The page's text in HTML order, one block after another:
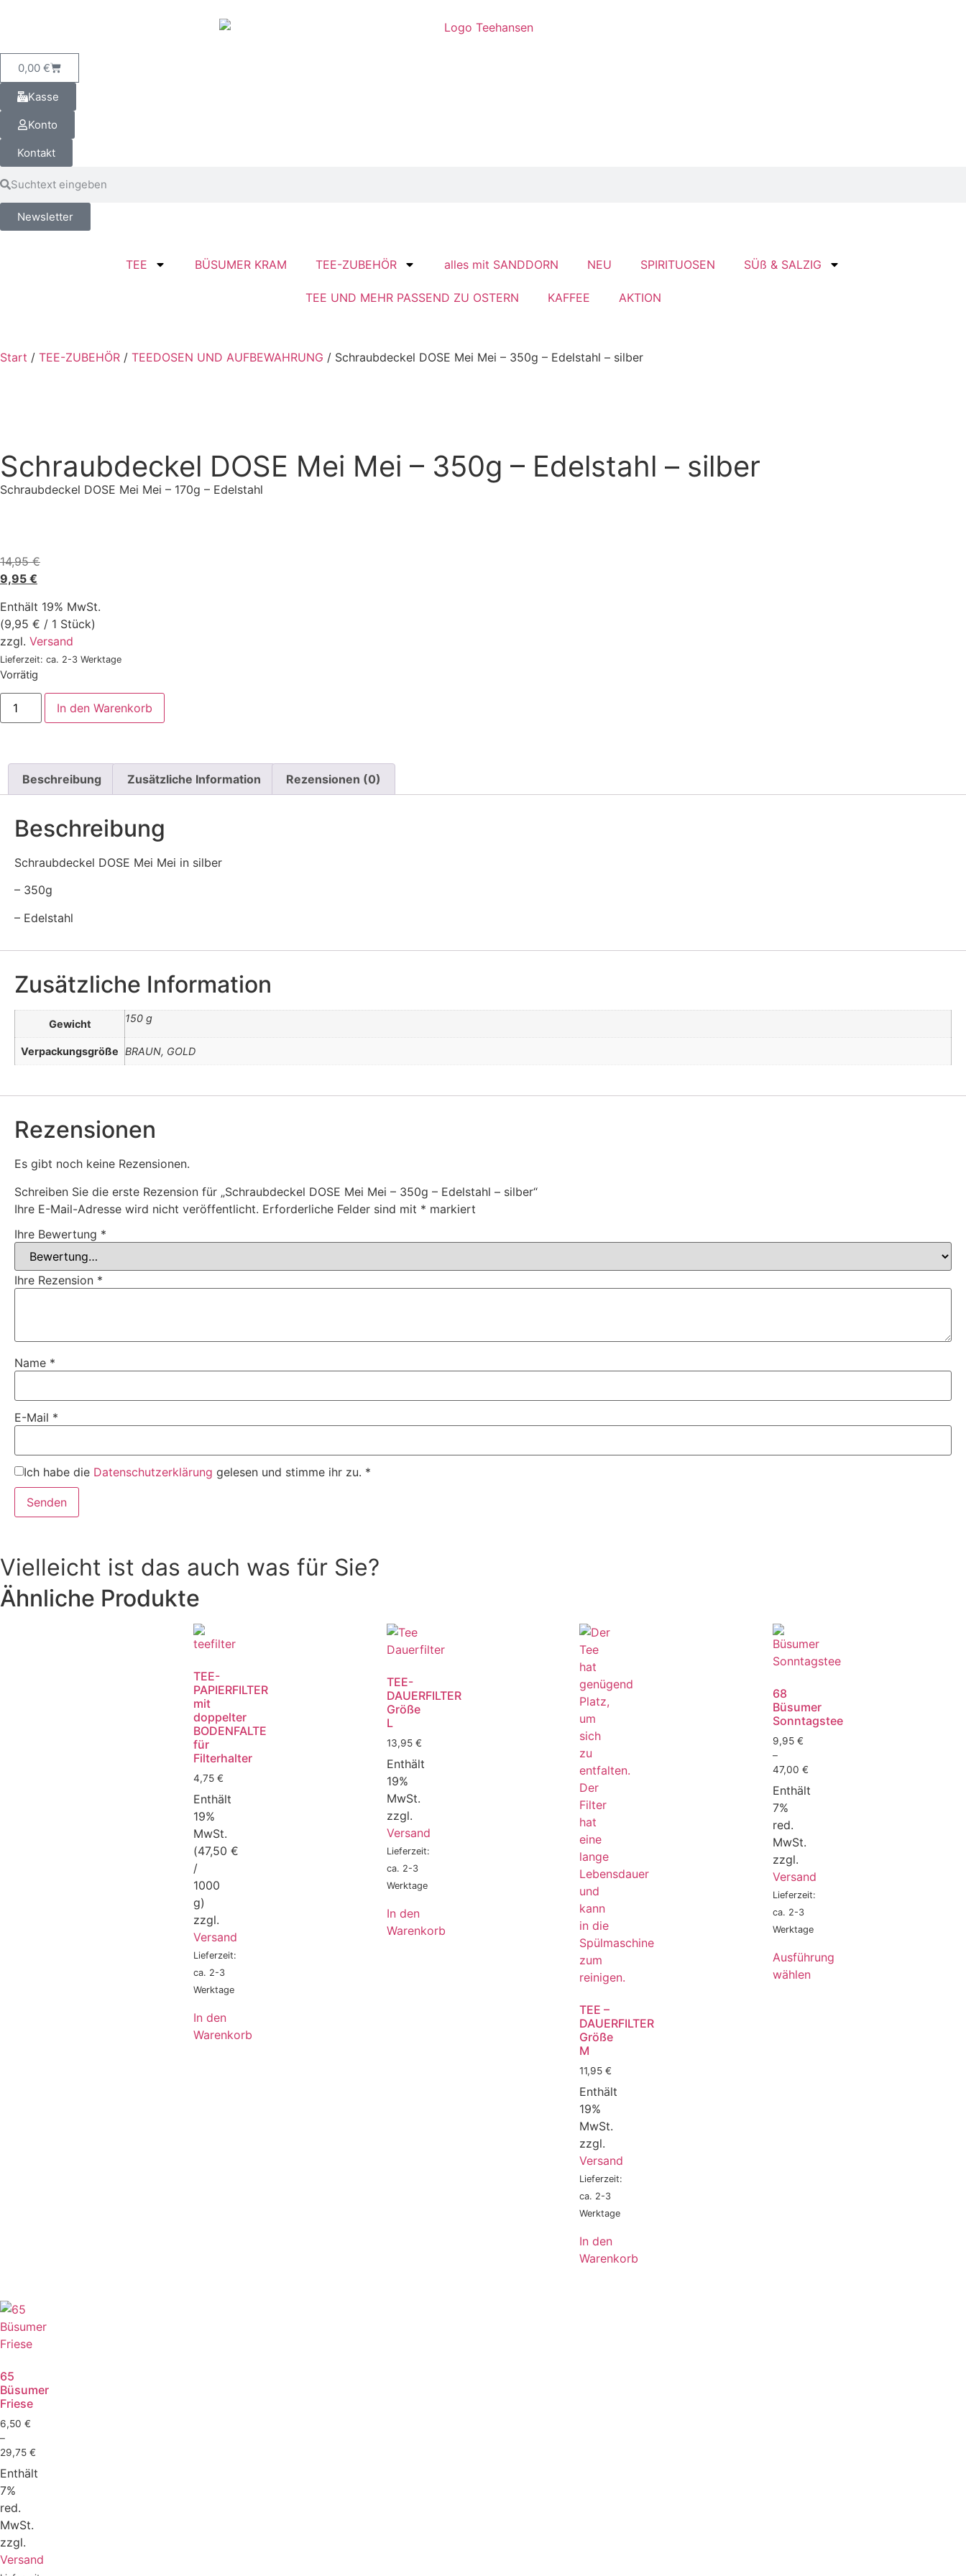
0,00 €
Kasse
Konto
Kontakt
Newsletter
TEE BÜSUMER KRAM TEE-ZUBEHÖR alles mit SANDDORN NEU SPIRITUOSEN SÜß & SALZIG
TEE UND MEHR PASSEND ZU OSTERN KAFFEE AKTION
Start / TEE-ZUBEHÖR / TEEDOSEN UND AUFBEWAHRUNG / Schraubdeckel DOSE Mei Mei – 350g – Edelstahl – silber
Schraubdeckel DOSE Mei Mei – 350g – Edelstahl – silber
Schraubdeckel DOSE Mei Mei – 170g – Edelstahl
14,95€
9,95 €
Enthält 19% MwSt.
(9,95 € / 1 Stück)
zzgl. Versand
Lieferzeit: ca. 2-3 Werktage
Vorrätig
In den Warenkorb
Beschreibung Zusätzliche Information Rezensionen (0)
Beschreibung
Schraubdeckel DOSE Mei Mei in silber
– 350g
– Edelstahl
Zusätzliche Information
Gewicht 150 g
Verpackungsgröße BRAUN, GOLD
Rezensionen
Es gibt noch keine Rezensionen.
Schreiben Sie die erste Rezension für „Schraubdeckel DOSE Mei Mei – 350g – Edelstahl – silber“
Ihre E-Mail-Adresse wird nicht veröffentlicht. Erforderliche Felder sind mit * markiert
Ihre Bewertung *
Ihre Rezension *
Name *
E-Mail *
Ich habe die Datenschutzerklärung gelesen und stimme ihr zu. *
Vielleicht ist das auch was für Sie?
Ähnliche Produkte
TEE-
PAPIERFILTER
mit
doppelter
BODENFALTE
für
Filterhalter
4,75 €
Enthält
19%
MwSt.
(47,50 €
/
1000
g)
zzgl.
Versand
Lieferzeit:
ca. 2-3
Werktage
In den
Warenkorb
TEE-
DAUERFILTER
Größe
L
13,95 €
Enthält
19%
MwSt.
zzgl.
Versand
Lieferzeit:
ca. 2-3
Werktage
In den
Warenkorb
TEE –
DAUERFILTER
Größe
M
11,95€
Enthält
19%
MwSt.
zzgl.
Versand
Lieferzeit:
ca. 2-3
Werktage
In den
Warenkorb
68
Büsumer
Sonntagstee
9,95€
–
47,00€
Enthält
7%
red.
MwSt.
zzgl.
Versand
Lieferzeit:
ca. 2-3
Werktage
Ausführung
wählen
65
Büsumer
Friese
6,50 €
–
29,75 €
Enthält
7%
red.
MwSt.
zzgl.
Versand